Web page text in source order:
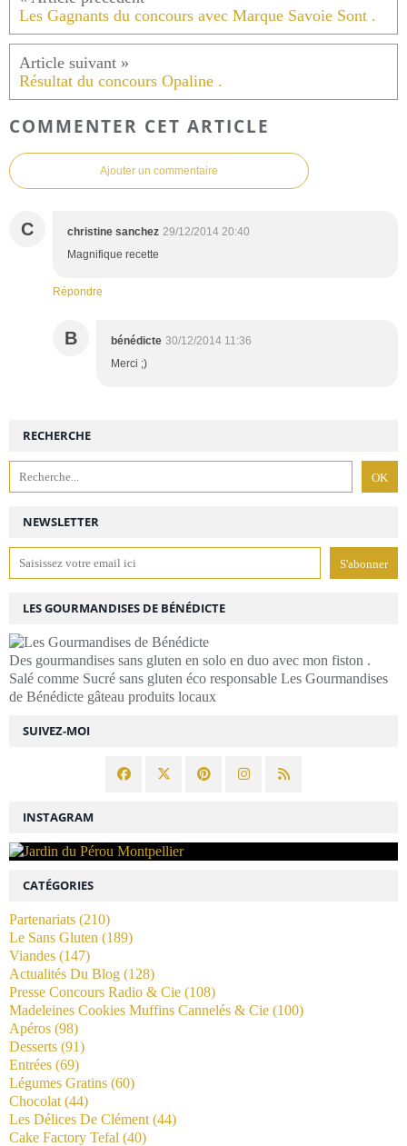
Les Gagnants du concours avec Marque Savoie Sont .
Résultat du concours Opaline .
COMMENTER CET ARTICLE
Ajouter un commentaire
C christine sanchez 29/12/2014 20:40
Magnifique recette
Répondre
B bénédicte 30/12/2014 11:36
Merci ;)
NEWSLETTER
SUIVEZ-MOI
RECHERCHE
LES GOURMANDISES DE BÉNÉDICTE
Des gourmandises sans gluten en solo en duo avec mon fiston .
Salé comme Sucré sans gluten éco responsable Les Gourmandises
de Bénédicte gâteau produits locaux
INSTAGRAM
CATÉGORIES
Partenariats (210)
Le Sans Gluten (189)
Viandes (147)
Actualités Du Blog (128)
Presse Concours Radio & Cie (108)
Madeleines Cookies Muffins Cannelés & Cie (100)
Apéros (98)
Desserts (91)
Entrées (69)
Légumes Gratins (60)
Chocolat (44)
Les Délices De Clément (44)
Cake Factory Tefal (40)